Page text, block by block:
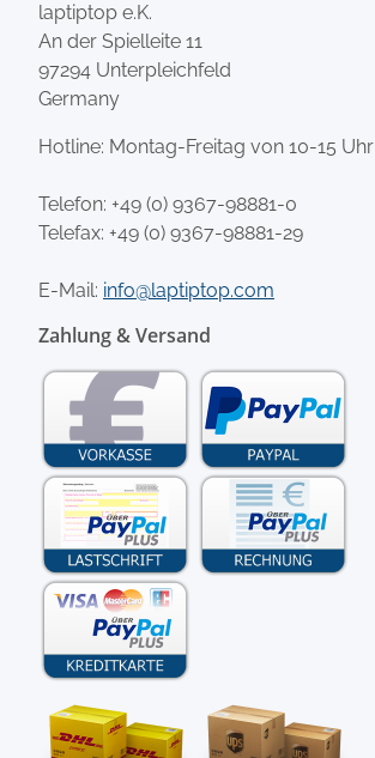
laptiptop e.K.
An der Spielleite 11
97294 Unterpleichfeld
Germany
Hotline: Montag-Freitag von 10-15 Uhr
Telefon: +49 (0) 9367-98881-0
Telefax: +49 (0) 9367-98881-29
E-Mail: info@laptiptop.com
Zahlung & Versand